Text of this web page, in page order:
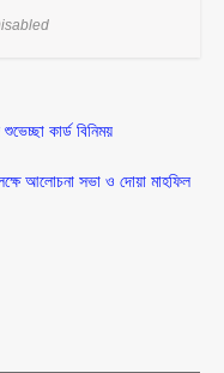
কার্ড বিনিময়
আলোচনা সভা ও দোয়া মাহফিল